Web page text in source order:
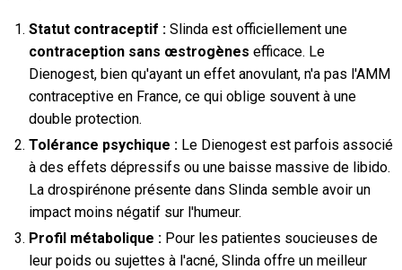
Statut contraceptif : Slinda est officiellement une
contraception sans œstrogènes efficace. Le
Dienogest, bien qu'ayant un effet anovulant, n'a pas l'AMM
contraceptive en France, ce qui oblige souvent à une
double protection.
Tolérance psychique : Le Dienogest est parfois associé
à des effets dépressifs ou une baisse massive de libido.
La drospirénone présente dans Slinda semble avoir un
impact moins négatif sur l'humeur.
Profil métabolique : Pour les patientes soucieuses de
leur poids ou sujettes à l'acné, Slinda offre un meilleur